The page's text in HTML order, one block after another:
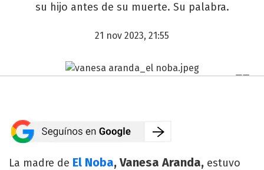
su hijo antes de su muerte. Su palabra.
21 nov 2023, 21:55
La madre de El Noba, Vanesa Aranda, estuvo